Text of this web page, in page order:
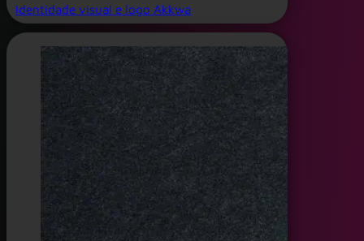
Identidade visual e logo Akkwa